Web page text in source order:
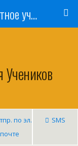
Общеобразовательное частное учреждение «Ишимская православная гимназия имени святого мученика Василия Мангазейского»
по эл.
почте
SMS